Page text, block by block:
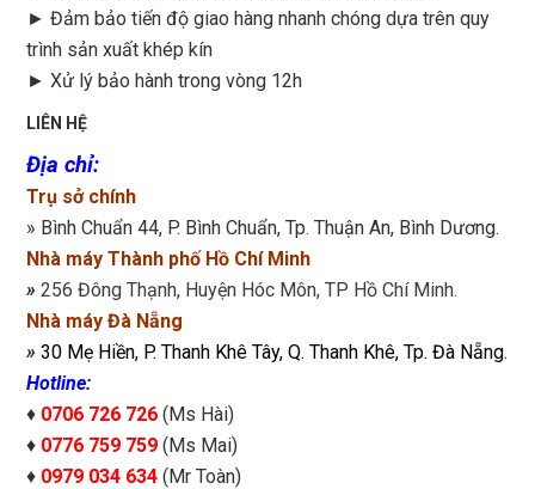
► Đảm bảo tiến độ giao hàng nhanh chóng dựa trên quy
trình sản xuất khép kín
► Xử lý bảo hành trong vòng 12h
LIÊN HỆ
Địa chỉ:
Trụ sở chính
» Bình Chuẩn 44, P. Bình Chuẩn, Tp. Thuận An, Bình Dương.
Nhà máy Thành phố Hồ Chí Minh
» 256 Đông Thạnh, Huyện Hóc Môn, TP Hồ Chí Minh.
Nhà máy Đà Nẵng
» 30 Mẹ Hiền, P. Thanh Khê Tây, Q. Thanh Khê, Tp. Đà Nẵng.
Hotline:
♦ 0706 726 726(Ms Hài)
♦ 0776 759 759(Ms Mai)
♦ 0979 034 634 (Mr Toàn)